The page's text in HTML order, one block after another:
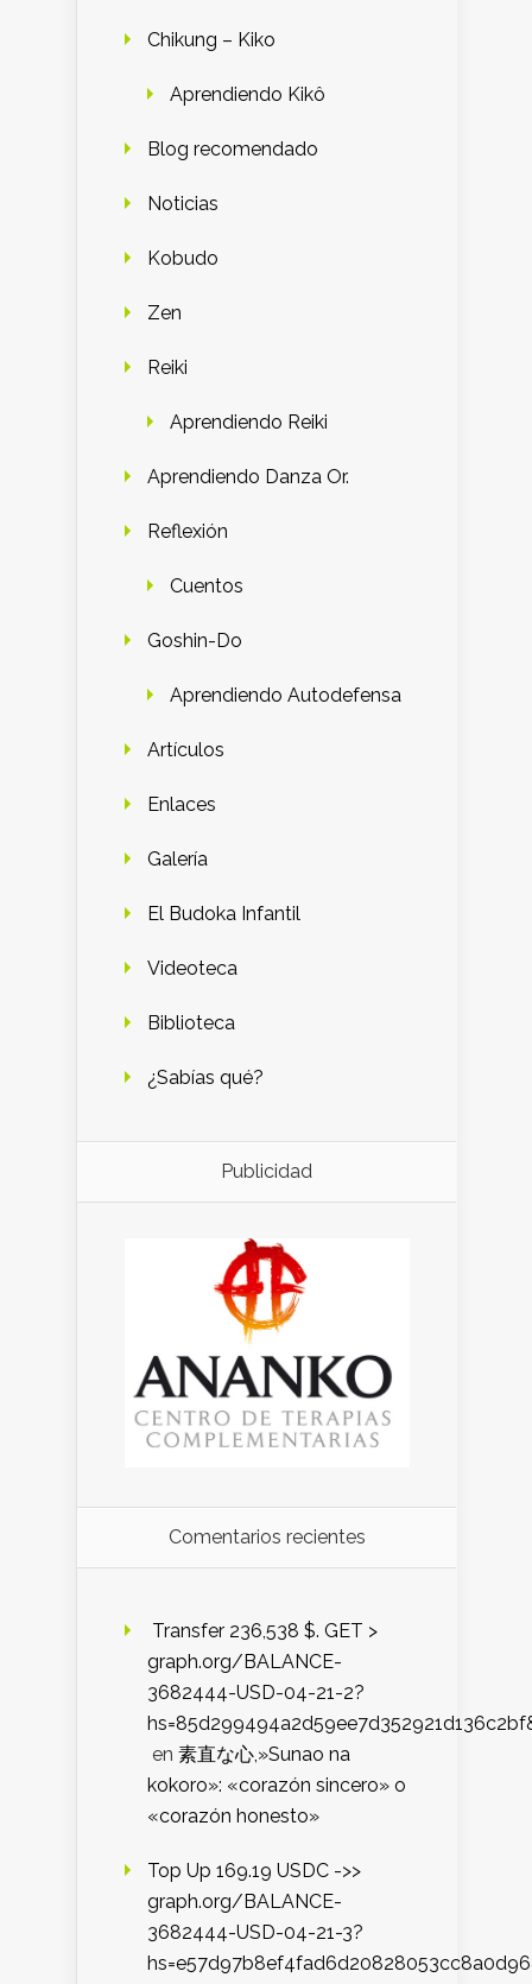
Chikung – Kiko
Aprendiendo Kikô
Blog recomendado
Noticias
Kobudo
Zen
Reiki
Aprendiendo Reiki
Aprendiendo Danza Or.
Reflexión
Cuentos
Goshin-Do
Aprendiendo Autodefensa
Artículos
Enlaces
Galería
El Budoka Infantil
Videoteca
Biblioteca
¿Sabías qué?
Publicidad
Comentarios recientes
️ Transfer 236,538 $. GET >
graph.org/BALANCE-
3682444-USD-04-21-2?
en 素直な心,»Sunao na
kokoro»: «corazón sincero» o
«corazón honesto»
Top Up 169.19 USDC ->>
graph.org/BALANCE-
3682444-USD-04-21-3?